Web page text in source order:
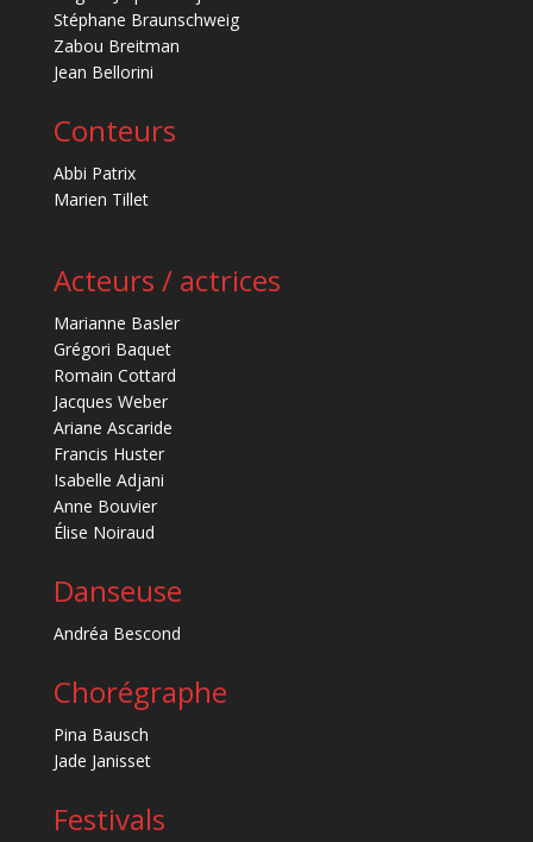
Stéphane Braunschweig
Zabou Breitman
Jean Bellorini
Conteurs
Abbi Patrix
Marien Tillet
Acteurs / actrices
Marianne Basler
Grégori Baquet
Romain Cottard
Jacques Weber
Ariane Ascaride
Francis Huster
Isabelle Adjani
Anne Bouvier
Élise Noiraud
Danseuse
Andréa Bescond
Chorégraphe
Pina Bausch
Jade Janisset
Festivals